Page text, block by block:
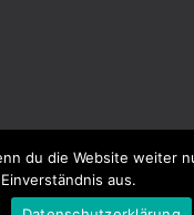
du die Website weiter
Einverständnis aus.